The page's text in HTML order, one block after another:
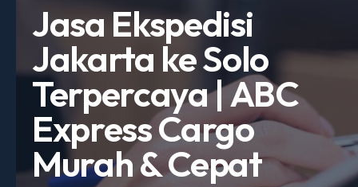
Jasa Ekspedisi
Jakarta ke Solo
Terpercaya | ABC
Express Cargo
Murah & Cepat